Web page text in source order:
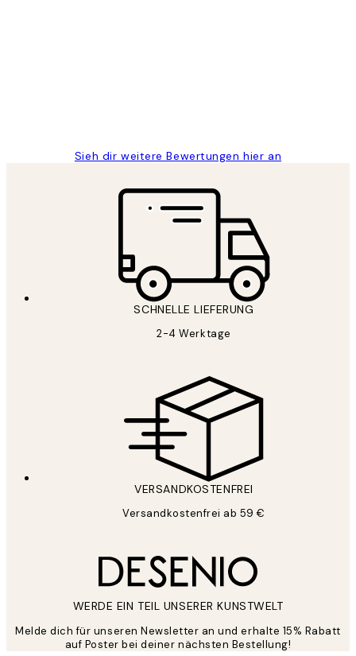
Sieh dir weitere Bewertungen hier an
SCHNELLE LIEFERUNG
2-4 Werktage
VERSANDKOSTENFREI
Versandkostenfrei ab 59 €
WERDE EIN TEIL UNSERER KUNSTWELT
Melde dich für unseren Newsletter an und erhalte 15% Rabatt
auf Poster bei deiner nächsten Bestellung!